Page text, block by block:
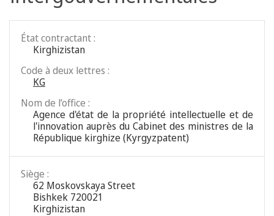
État contractant :
Kirghizistan
Code à deux lettres :
KG
Nom de l’office :
Agence d'état de la propriété intellectuelle et de
l'innovation auprès du Cabinet des ministres de la
République kirghize (Kyrgyzpatent)
Siège :
62 Moskovskaya Street
Bishkek 720021
Kirghizistan